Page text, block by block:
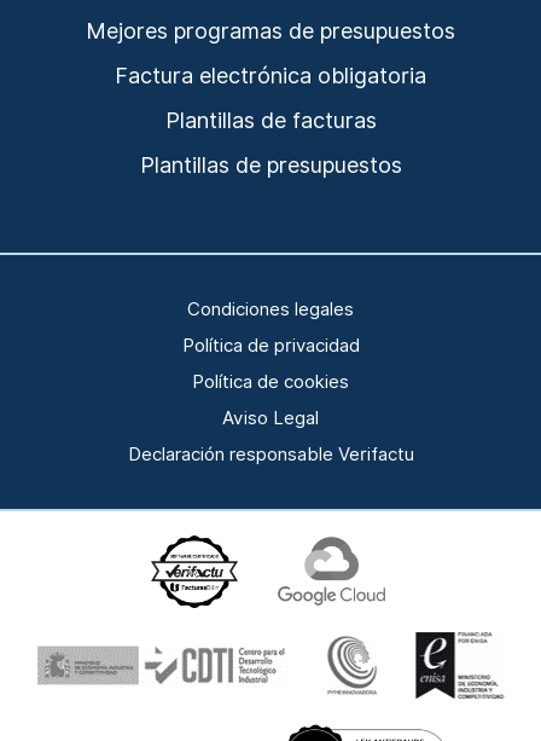
Mejores programas de presupuestos
Factura electrónica obligatoria
Plantillas de facturas
Plantillas de presupuestos
Condiciones legales
Política de privacidad
Política de cookies
Aviso Legal
Declaración responsable Verifactu